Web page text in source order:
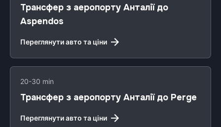
Трансфер з аеропорту Анталії до
Aspendos
Переглянути авто та ціни
20-30 min
Трансфер з аеропорту Анталії до Perge
Переглянути авто та ціни